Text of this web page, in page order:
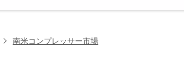
南米コンプレッサー市場